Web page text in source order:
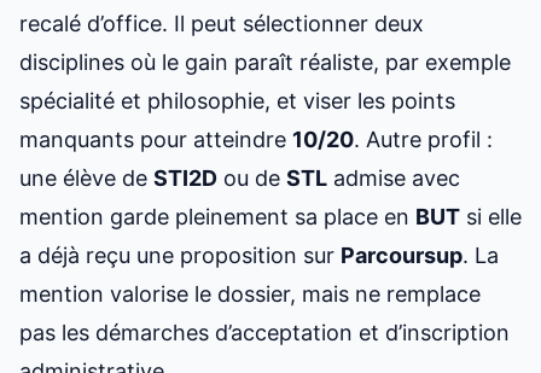
recalé d’office. Il peut sélectionner deux
disciplines où le gain paraît réaliste, par exemple
spécialité et philosophie, et viser les points
manquants pour atteindre 10/20. Autre profil :
une élève de STI2D ou de STL admise avec
mention garde pleinement sa place en BUT si elle
a déjà reçu une proposition sur Parcoursup. La
mention valorise le dossier, mais ne remplace
pas les démarches d’acceptation et d’inscription